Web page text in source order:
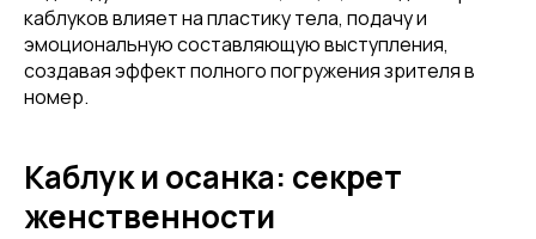
каблуков влияет на пластику тела, подачу и
эмоциональную составляющую выступления,
создавая эффект полного погружения зрителя в
номер.
Каблук и осанка: секрет
женственности